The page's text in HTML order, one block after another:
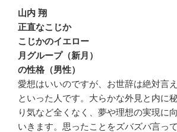
山内 翔
正直なこじか
こじかのイエロー
月グループ（新月）
の性格（男性）
愛想はいいのですが、お世辞は絶対言
といった人です。大らかな外見と内に
り気など全くなく、夢や理想の実現に
いきます。思ったことをズバズバ言っ